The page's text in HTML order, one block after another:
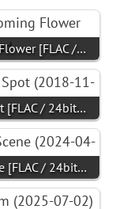
[FLAC /…
[FLAC / 24bit…
[FLAC / 24bit…